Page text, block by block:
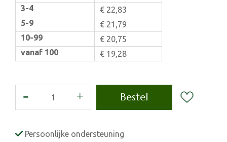
3-4
€ 22,83
5-9
€ 21 ,79
10-99
€ 20,75
vanaf 100
€ 19,28
Persoonlijke ondersteuning